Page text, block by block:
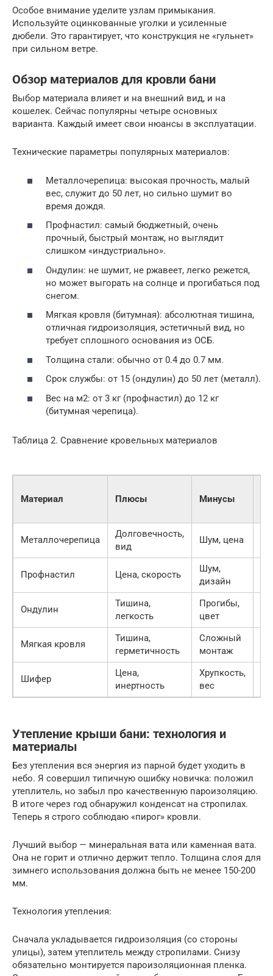
Особое внимание уделите узлам примыкания.
Используйте оцинкованные уголки и усиленные
дюбели. Это гарантирует, что конструкция не «гульнет»
при сильном ветре.
Обзор материалов для кровли бани
Выбор материала влияет и на внешний вид, и на
кошелек. Сейчас популярны четыре основных
варианта. Каждый имеет свои нюансы в эксплуатации.
Технические параметры популярных материалов:
Металлочерепица: высокая прочность, малый
вес, служит до 50 лет, но сильно шумит во
время дождя.
Профнастил: самый бюджетный, очень
прочный, быстрый монтаж, но выглядит
слишком «индустриально».
Ондулин: не шумит, не ржавеет, легко режется,
но может выгорать на солнце и прогибаться под
снегом.
Мягкая кровля (битумная): абсолютная тишина,
отличная гидроизоляция, эстетичный вид, но
требует сплошного основания из ОСБ.
Толщина стали: обычно от 0.4 до 0.7 мм.
Срок службы: от 15 (ондулин) до 50 лет (металл).
Вес на м2: от 3 кг (профнастил) до 12 кг
(битумная черепица).
Таблица 2. Сравнение кровельных материалов
Материал Плюсы Минусы
Металлочерепица
Долговечность,
вид
Шум, цена
Профнастил Цена, скорость
Шум,
дизайн
Ондулин
Тишина,
легкость
Прогибы,
цвет
Мягкая кровля
Тишина,
герметичность
Сложный
монтаж
Шифер
Цена,
инертность
Хрупкость,
вес
Утепление крыши бани: технология и
материалы
Без утепления вся энергия из парной будет уходить в
небо. Я совершил типичную ошибку новичка: положил
утеплитель, но забыл про качественную пароизоляцию.
В итоге через год обнаружил конденсат на стропилах.
Теперь я строго соблюдаю «пирог» кровли.
Лучший выбор — минеральная вата или каменная вата.
Она не горит и отлично держит тепло. Толщина слоя для
зимнего использования должна быть не менее 150-200
мм.
Технология утепления:
Сначала укладывается гидроизоляция (со стороны
улицы), затем утеплитель между стропилами. Снизу
обязательно монтируется пароизоляционная пленка.